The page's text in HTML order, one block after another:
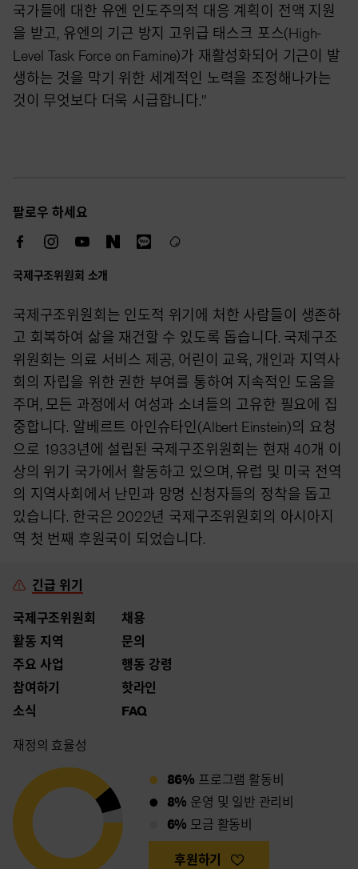
국가들에 대한 유엔 인도주의적 대응 계획이 전액 지원
을 받고, 유엔의 기근 방지 고위급 태스크 포스(High-
Level Task Force on Famine)가 재활성화되어 기근이 발
생하는 것을 막기 위한 세계적인 노력을 조정해나가는
것이 무엇보다 더욱 시급합니다."
팔로우 하세요
국제구조위원회 소개
국제구조위원회는 인도적 위기에 처한 사람들이 생존하
고 회복하여 삶을 재건할 수 있도록 돕습니다. 국제구조
위원회는 의료 서비스 제공, 어린이 교육, 개인과 지역사
회의 자립을 위한 권한 부여를 통하여 지속적인 도움을
주며, 모든 과정에서 여성과 소녀들의 고유한 필요에 집
중합니다. 알베르트 아인슈타인(Albert Einstein)의 요청
으로 1933년에 설립된 국제구조위원회는 현재 40개 이
상의 위기 국가에서 활동하고 있으며, 유럽 및 미국 전역
의 지역사회에서 난민과 망명 신청자들의 정착을 돕고
있습니다. 한국은 2022년 국제구조위원회의 아시아지
역 첫 번째 후원국이 되었습니다.
긴급 위기
국제구조위원회
활동 지역
주요 사업
참여하기
소식
채용
문의
행동 강령
핫라인
FAQ
재정의 효율성
86% 프로그램 활동비
8% 운영 및 일반 관리비
6% 모금 활동비
후원하기